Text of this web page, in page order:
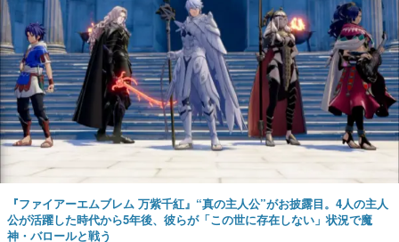
『ファイアーエムブレム 万紫千紅』“真の主人公”がお披露目。4人の主人
公が活躍した時代から5年後、彼らが「この世に存在しない」状況で魔
神・バロールと戦う